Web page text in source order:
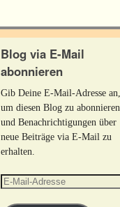
Blog via E-Mail
abonnieren
Gib Deine E-Mail-Adresse an,
um diesen Blog zu abonnieren
und Benachrichtigungen über
neue Beiträge via E-Mail zu
erhalten.